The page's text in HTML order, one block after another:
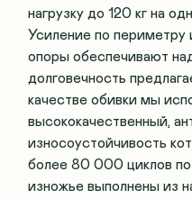
нагрузку до 120 кг на
Усиление по периметру
опоры обеспечивают
долговечность
качестве обивки мы
высококачественный,
износоустойчивость
более 80 000 циклов
изножье выполнены из